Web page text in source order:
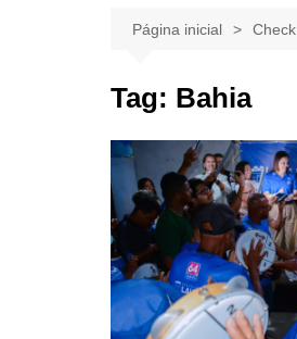
Página inicial
Tag: Bahia